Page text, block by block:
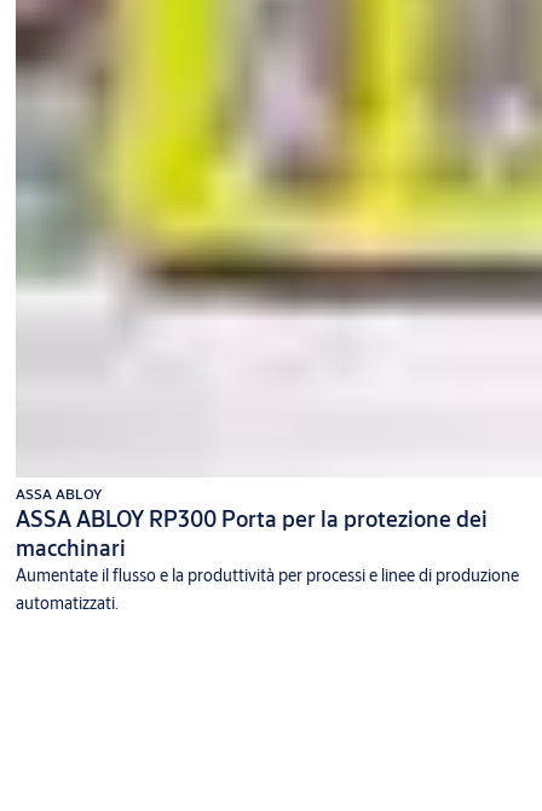
ASSA ABLOY
ASSA ABLOY RP300 Porta per la protezione dei
macchinari
Aumentate il flusso e la produttività per processi e linee di produzione
automatizzati.